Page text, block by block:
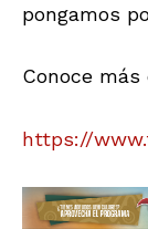
pongamos
Conoce más
https://